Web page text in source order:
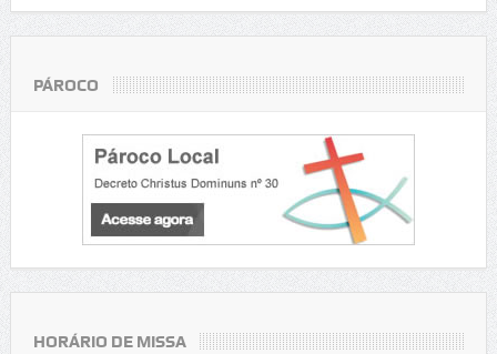
PÁROCO
HORÁRIO DE MISSA